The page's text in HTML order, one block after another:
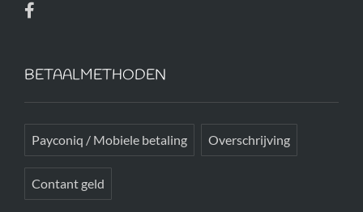
BETAALMETHODEN
Payconiq / Mobiele betaling Overschrijving
Contant geld